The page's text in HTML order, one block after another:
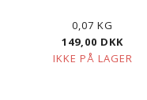
0,07 KG
149,00 DKK
IKKE PÅ LAGER